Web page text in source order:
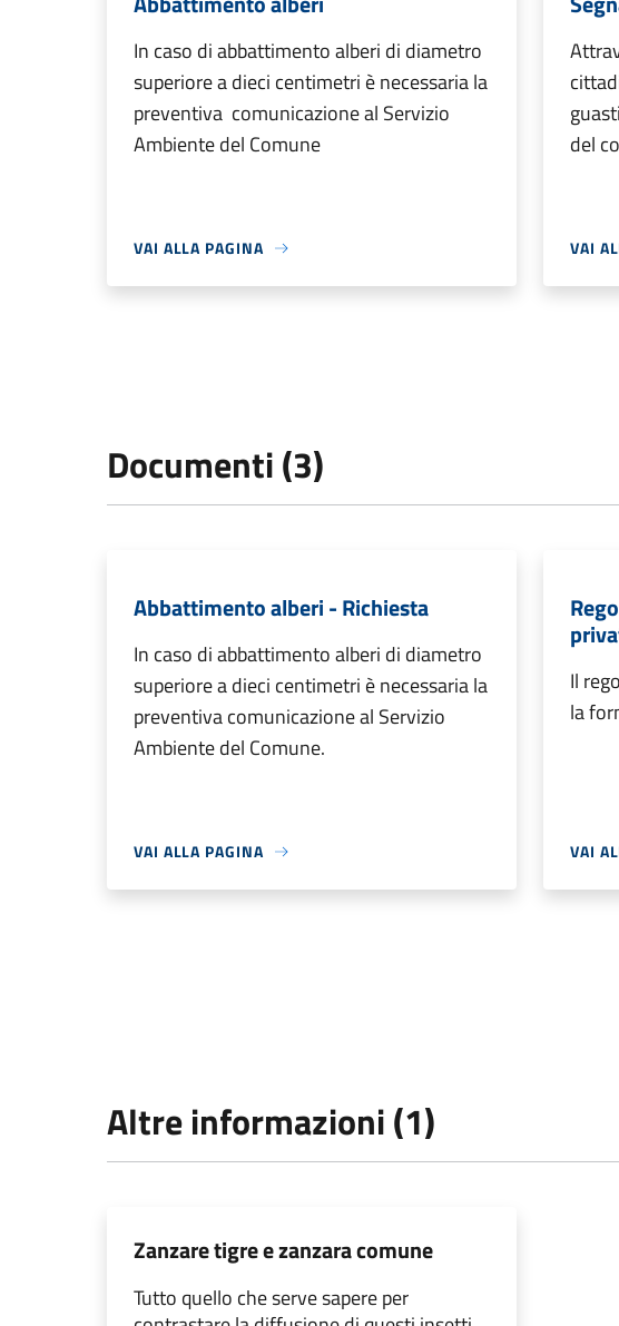
In caso di abbattimento alberi di diametro
superiore a dieci centimetri è necessaria la
preventiva comunicazione al Servizio
Ambiente del Comune
VAI ALLA PAGINA
del
VAI
Documenti (3)
Abbattimento alberi - Richiesta
In caso di abbattimento alberi di diametro
superiore a dieci centimetri è necessaria la
preventiva comunicazione al Servizio
Ambiente del Comune.
VAI ALLA PAGINA
Il
la
VAI
Altre informazioni (1)
Zanzare tigre e zanzara comune
Tutto quello che serve sapere per